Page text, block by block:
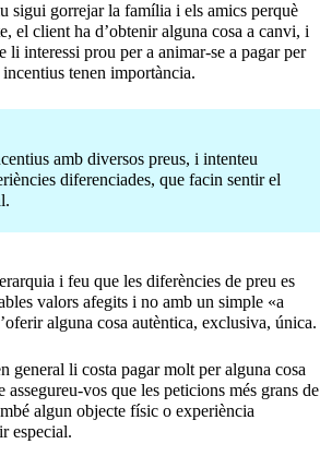
sigui gorrejar la família i els amics perquè
el client ha d’obtenir alguna cosa a canvi, i
li interessi prou per a animar-se a pagar per
tenen importància.
amb diversos preus, i intenteu
diferenciades, que facin sentir el
i feu que les diferències de preu es
valors afegits i no amb un simple «a
alguna cosa autèntica, exclusiva, única.
general li costa pagar molt per alguna cosa
vos que les peticions més grans de
algun objecte físic o experiència
especial.